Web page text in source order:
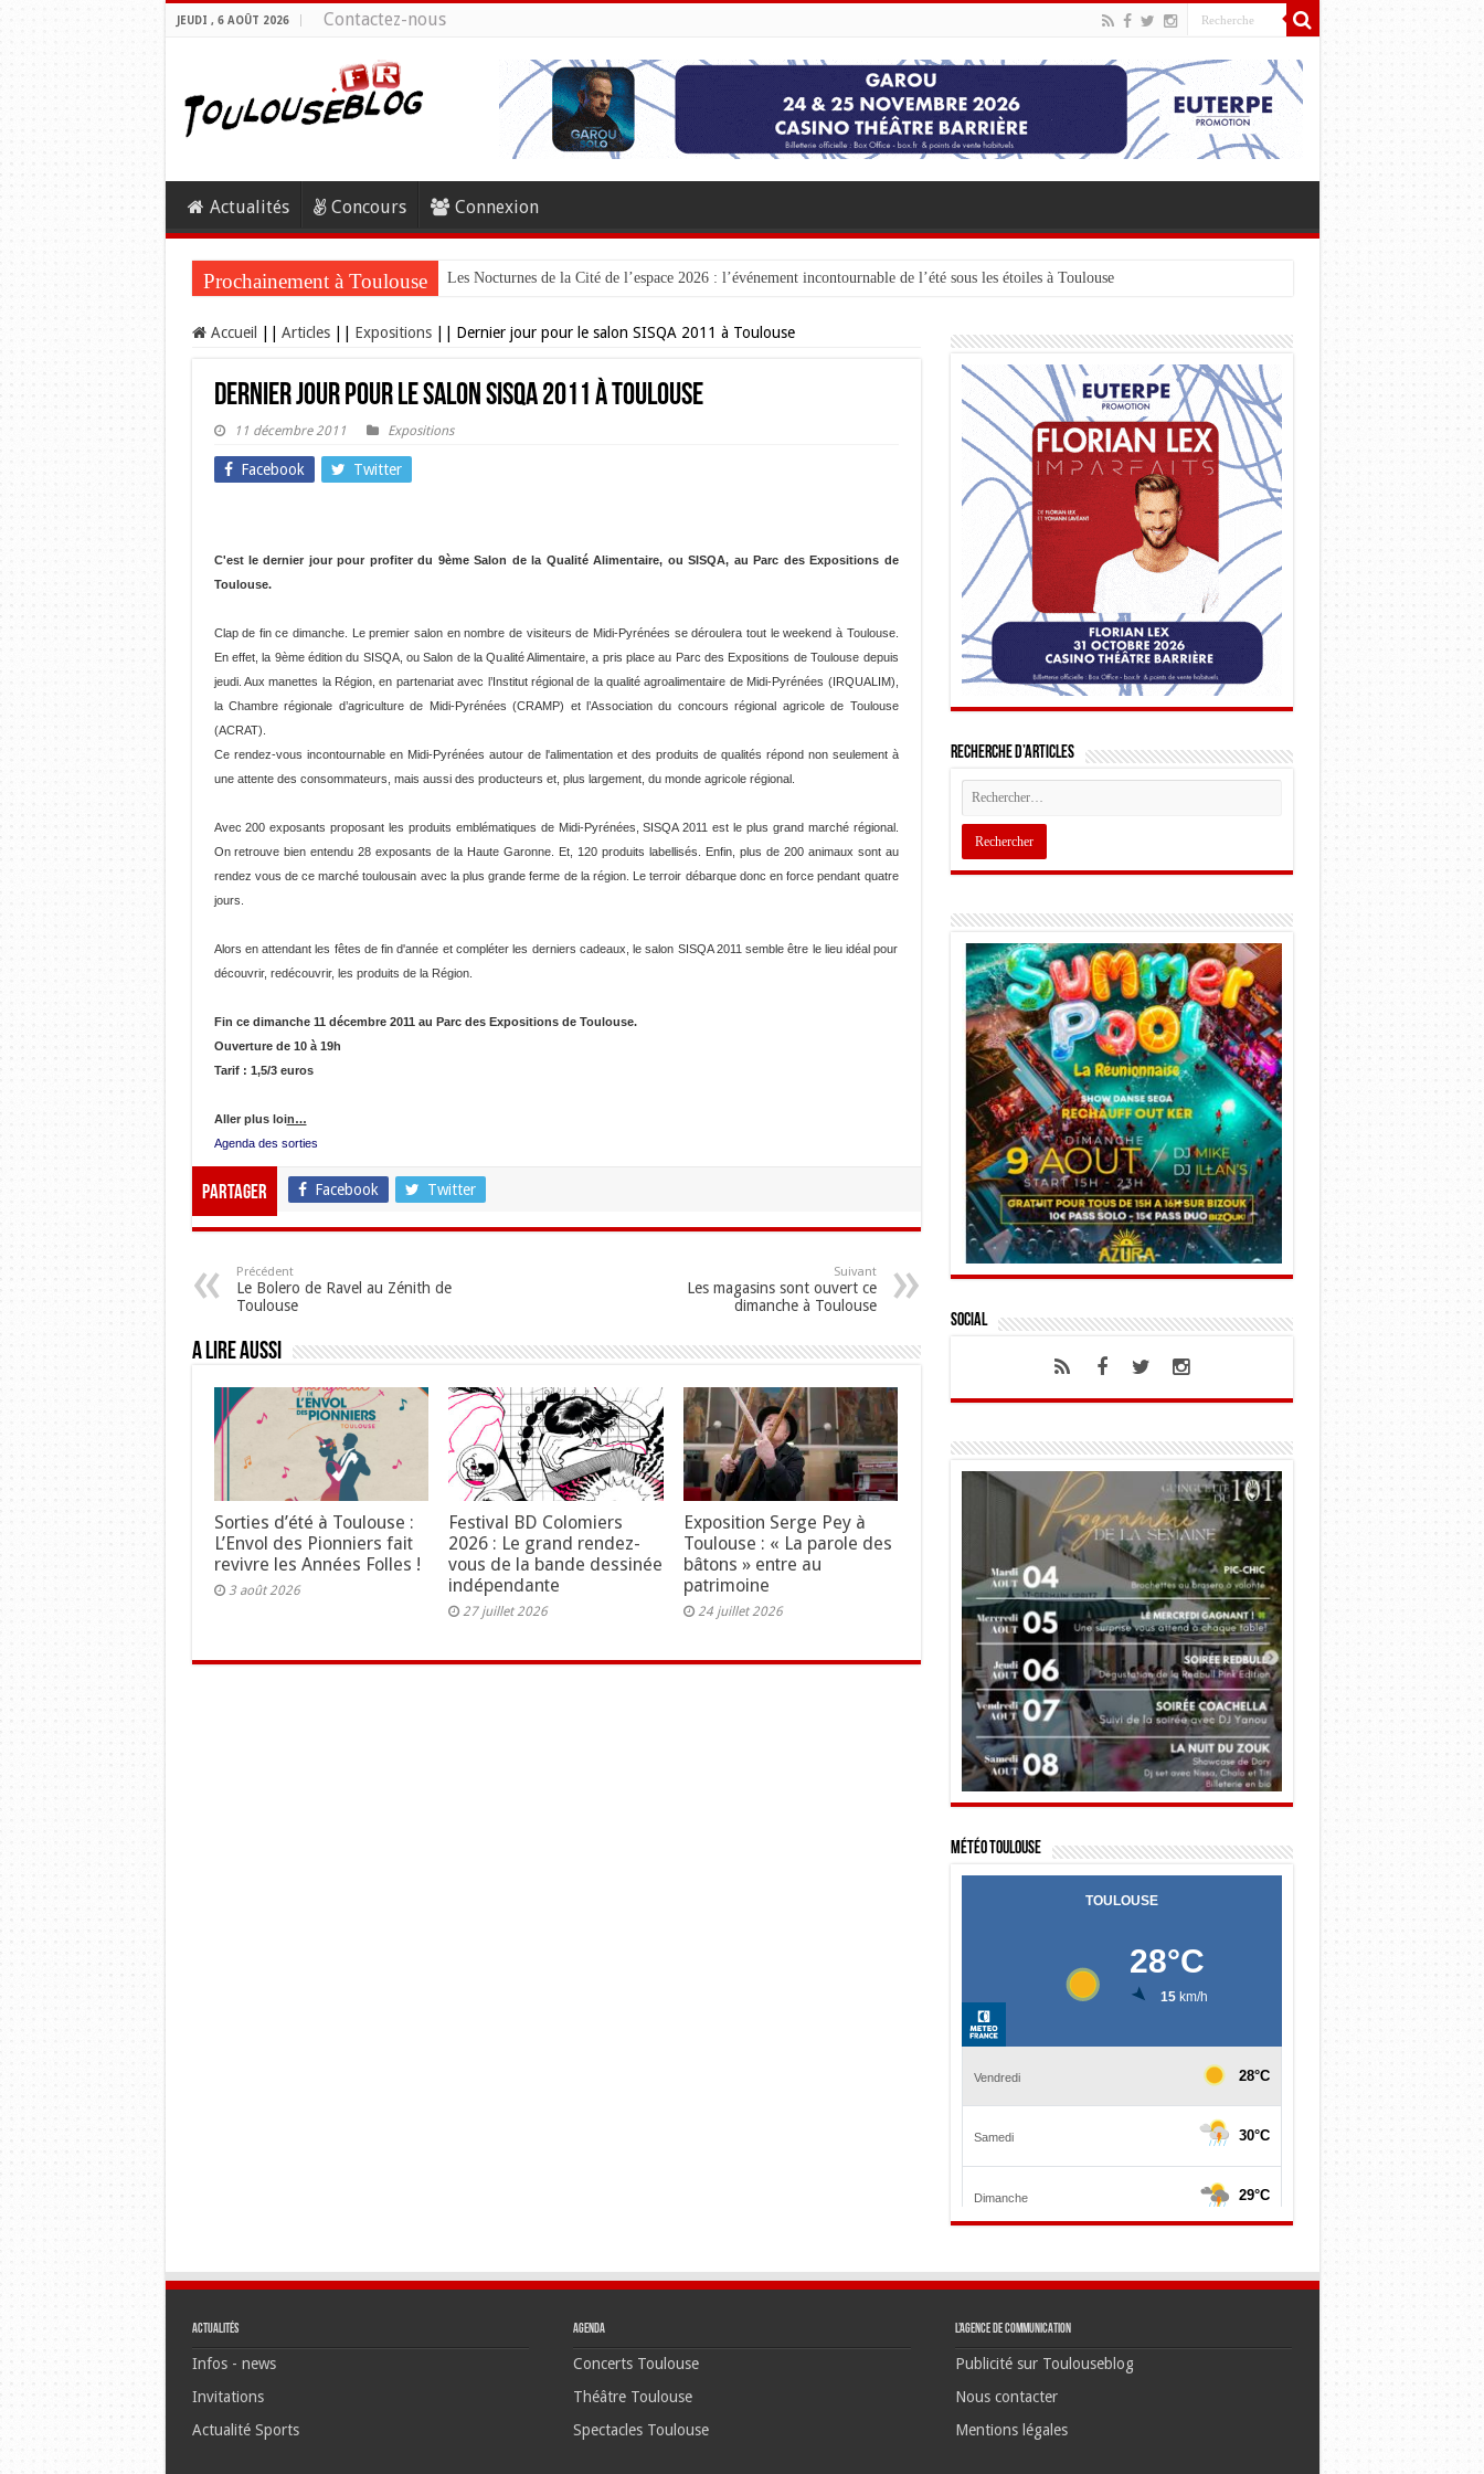
JEUDI , 6 AOÛT 2026 Contactez-nous
Actualités Concours Connexion
Prochainement à Toulouse Les Nocturnes de la Cité de l’espace 2026 : l’événement incontournable de l’été sous les étoiles à Toulouse
Accueil Articles Expositions Dernier jour pour le salon SISQA 2011 à Toulouse
Dernier jour pour le salon SISQA 2011 à Toulouse
11 décembre 2011 Expositions
Facebook Twitter
C'est le dernier jour pour profiter du 9ème Salon de la Qualité Alimentaire, ou SISQA, au Parc des Expositions de
Toulouse.
Clap de fin ce dimanche. Le premier salon en nombre de visiteurs de Midi-Pyrénées se déroulera tout le weekend à Toulouse.
En effet, la 9ème édition du SISQA, ou Salon de la Qualité Alimentaire, a pris place au Parc des Expositions de Toulouse depuis
jeudi. Aux manettes la Région, en partenariat avec l’Institut régional de la qualité agroalimentaire de Midi-Pyrénées (IRQUALIM),
la Chambre régionale d’agriculture de Midi-Pyrénées (CRAMP) et l’Association du concours régional agricole de Toulouse
(ACRAT).
Ce rendez-vous incontournable en Midi-Pyrénées autour de l'alimentation et des produits de qualités répond non seulement à
une attente des consommateurs, mais aussi des producteurs et, plus largement, du monde agricole régional.
Avec 200 exposants proposant les produits emblématiques de Midi-Pyrénées, SISQA 2011 est le plus grand marché régional.
On retrouve bien entendu 28 exposants de la Haute Garonne. Et, 120 produits labellisés. Enfin, plus de 200 animaux sont au
rendez vous de ce marché toulousain avec la plus grande ferme de la région. Le terroir débarque donc en force pendant quatre
jours.
Alors en attendant les fêtes de fin d'année et compléter les derniers cadeaux, le salon SISQA 2011 semble être le lieu idéal pour
découvrir, redécouvrir, les produits de la Région.
Fin ce dimanche 11 décembre 2011 au Parc des Expositions de Toulouse.
Ouverture de 10 à 19h
Tarif : 1,5/3 euros
Aller plus loin…
Agenda des sorties
Partager Facebook Twitter
Précédent
Le Bolero de Ravel au Zénith de
Toulouse
Suivant
Les magasins sont ouvert ce
dimanche à Toulouse
A lire aussi
Sorties d’été à Toulouse :
L’Envol des Pionniers fait
revivre les Années Folles !
3 août 2026
Festival BD Colomiers
2026 : Le grand rendez-
vous de la bande dessinée
indépendante
27 juillet 2026
Exposition Serge Pey à
Toulouse : « La parole des
bâtons » entre au
patrimoine
24 juillet 2026
Recherche d’articles
Social
Météo Toulouse
Actualités
Infos - news
Invitations
Actualité Sports
Agenda
Concerts Toulouse
Théâtre Toulouse
Spectacles Toulouse
L’agence de communication
Publicité sur Toulouseblog
Nous contacter
Mentions légales